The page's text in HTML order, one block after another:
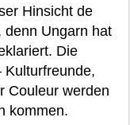
Hinsicht de
denn Ungarn hat
Die
Kulturfreunde,
Couleur werden
kommen.